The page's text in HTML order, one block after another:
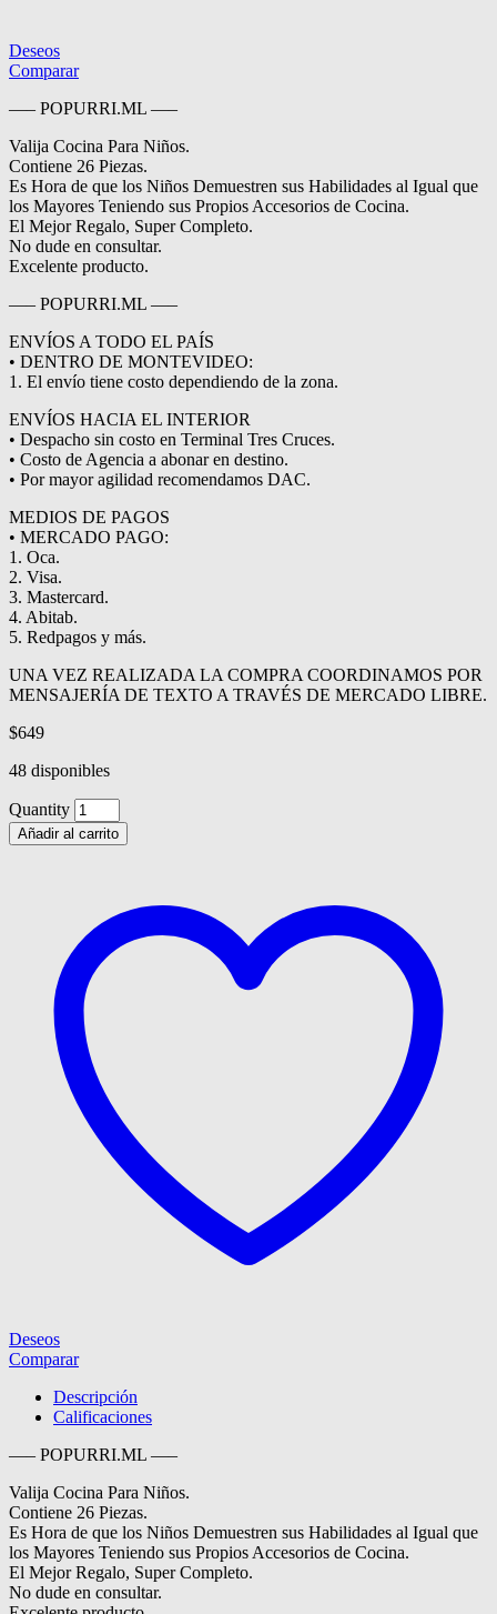
Deseos
Comparar
—– POPURRI.ML —–
Valija Cocina Para Niños.
Contiene 26 Piezas.
Es Hora de que los Niños Demuestren sus Habilidades al Igual que
los Mayores Teniendo sus Propios Accesorios de Cocina.
El Mejor Regalo, Super Completo.
No dude en consultar.
Excelente producto.
—– POPURRI.ML —–
ENVÍOS A TODO EL PAÍS
• DENTRO DE MONTEVIDEO:
1. El envío tiene costo dependiendo de la zona.
ENVÍOS HACIA EL INTERIOR
• Despacho sin costo en Terminal Tres Cruces.
• Costo de Agencia a abonar en destino.
• Por mayor agilidad recomendamos DAC.
MEDIOS DE PAGOS
• MERCADO PAGO:
1. Oca.
2. Visa.
3. Mastercard.
4. Abitab.
5. Redpagos y más.
UNA VEZ REALIZADA LA COMPRA COORDINAMOS POR
MENSAJERÍA DE TEXTO A TRAVÉS DE MERCADO LIBRE.
$649
48 disponibles
Quantity
Añadir al carrito
Deseos
Comparar
Descripción
Calificaciones
—– POPURRI.ML —–
Valija Cocina Para Niños.
Contiene 26 Piezas.
Es Hora de que los Niños Demuestren sus Habilidades al Igual que
los Mayores Teniendo sus Propios Accesorios de Cocina.
El Mejor Regalo, Super Completo.
No dude en consultar.